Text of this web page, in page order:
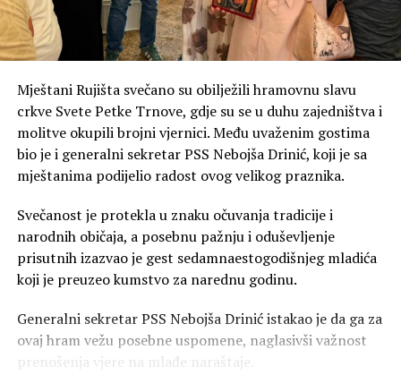
00:00 00:59
Mještani Rujišta svečano su obilježili hramovnu slavu
crkve Svete Petke Trnove, gdje su se u duhu zajedništva i
molitve okupili brojni vjernici. Među uvaženim gostima
bio je i generalni sekretar PSS Nebojša Drinić, koji je sa
mještanima podijelio radost ovog velikog praznika.
Svečanost je protekla u znaku očuvanja tradicije i
narodnih običaja, a posebnu pažnju i oduševljenje
prisutnih izazvao je gest sedamnaestogodišnjeg mladića
koji je preuzeo kumstvo za narednu godinu.
Generalni sekretar PSS Nebojša Drinić istakao je da ga za
ovaj hram vežu posebne uspomene, naglasivši važnost
prenošenja vjere na mlađe naraštaje.